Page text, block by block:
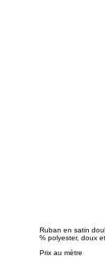
Ruban en satin
% polyester, doux
Prix au mètre